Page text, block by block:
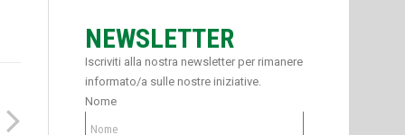
NEWSLETTER
Iscriviti alla nostra newsletter per rimanere
informato/a sulle nostre iniziative.
Nome